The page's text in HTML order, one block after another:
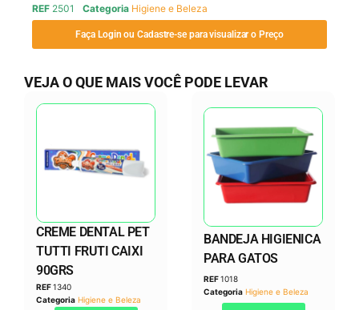
REF 2501 Categoria Higiene e Beleza
Faça Login ou Cadastre-se para visualizar o Preço
VEJA O QUE MAIS VOCÊ PODE LEVAR
CREME DENTAL PET
TUTTI FRUTI CAIXI
90GRS
REF1340
Categoria Higiene e Beleza
BANDEJA HIGIENICA
PARA GATOS
REF1018
Categoria Higiene e Beleza